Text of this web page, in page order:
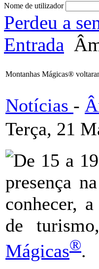
Nome de utilizador
Perdeu a
Entrada
Montanhas Mágicas®
Notícias -
Terça, 21
De 15 a
presença na
conhecer,
de
Mágicas®.